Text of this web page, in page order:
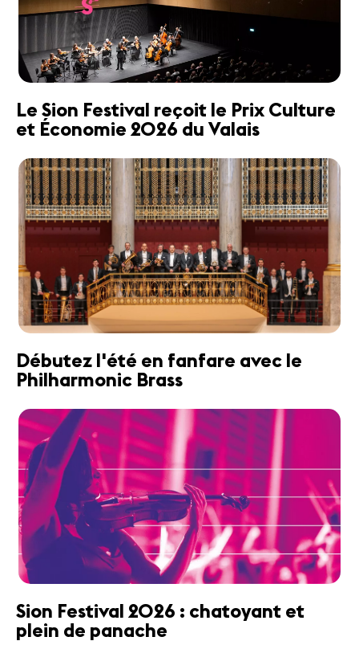
Le Sion Festival reçoit le Prix Culture
et Économie 2026 du Valais
Débutez l'été en fanfare avec le
Philharmonic Brass
Sion Festival 2026 : chatoyant et
plein de panache